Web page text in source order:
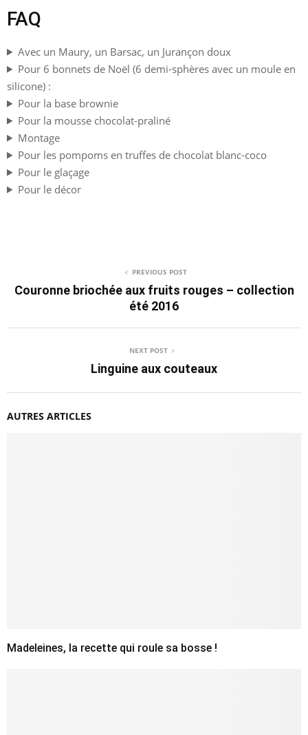
FAQ
Avec un Maury, un Barsac, un Jurançon doux
Pour 6 bonnets de Noël (6 demi-sphères avec un moule en
silicone) :
Pour la base brownie
Pour la mousse chocolat-praliné
Montage
Pour les pompoms en truffes de chocolat blanc-coco
Pour le glaçage
Pour le décor
PREVIOUS POST
Couronne briochée aux fruits rouges – collection
été 2016
NEXT POST
Linguine aux couteaux
AUTRES ARTICLES
Madeleines, la recette qui roule sa bosse !